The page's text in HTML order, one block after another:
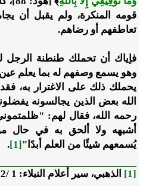
قومه المنكرة، ولم يقبل أن
تعاطفهم أو رضاهم.
فإياك أن تحملك طنطنة الرجل
وهو يسمع وصفهم له بما يعلم عين
يحملك ذلك على الاغترار به،
الله بعض الذين يجالسونه
رحمه الله، فقال لهم:
أشبهه ولا ألحق به في حال
يُسمعهم شيئًا من العلم أبدًا"[1]
.
[1] الذهبي، سير أعلام النبلاء: 1 /422.